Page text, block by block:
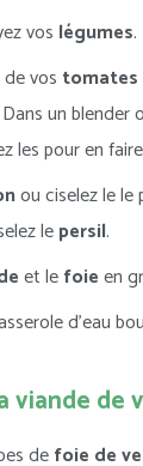
vos légumes.
vos tomates
un blender
les pour en
ou ciselez le le
lepersil.
et lefoieen
d’eau
viande de
defoie de